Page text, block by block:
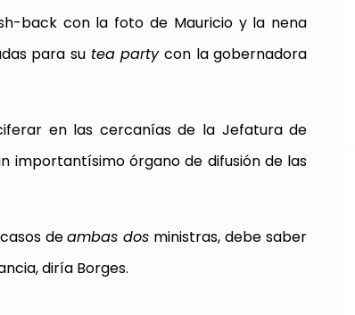
back con la foto de Mauricio y la nena
para su tea partycon la gobernadora
en las cercanías de la Jefatura de
importantísimo órgano de difusión de las
deambas dos ministras, debe saber
diría Borges.